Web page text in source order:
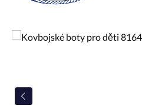
Přeskočit galerii obrázků